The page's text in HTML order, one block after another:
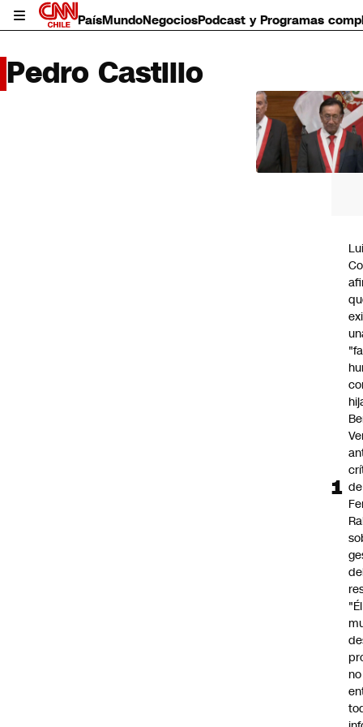
PaísMundoNegociosPodcast y Programas
Pedro Castillo
LO
de